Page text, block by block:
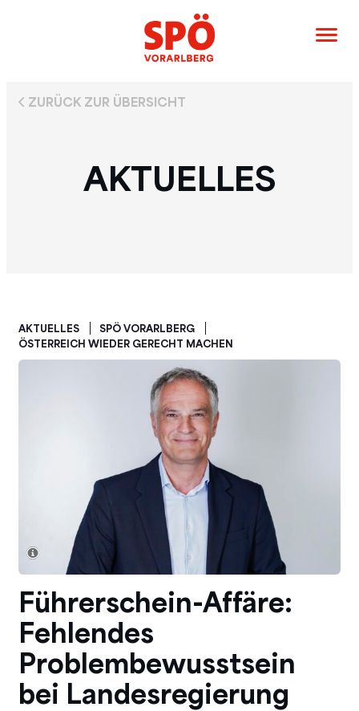
ZURÜCK ZUR ÜBERSICHT
AKTUELLES
AKTUELLES
SPÖ VORARLBERG
ÖSTERREICH WIEDER GERECHT MACHEN
Führerschein-Affäre:
Fehlendes
Problembewusstsein
bei Landesregierung